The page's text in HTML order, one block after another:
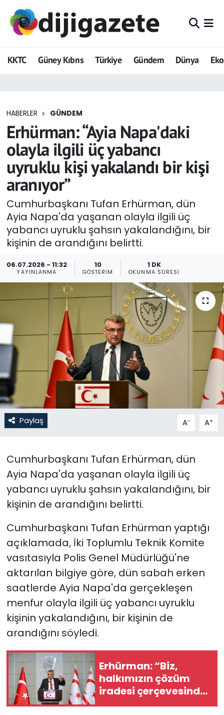
KKTC Güney Kıbrıs Türkiye Gündem Dünya
HABERLER GÜNDEM
Erhürman: “Ayia Napa'daki
olayla ilgili üç yabancı
uyruklu kişi yakalandı bir kişi
aranıyor”
Cumhurbaşkanı Tufan Erhürman, dün
Ayia Napa'da yaşanan olayla ilgili üç
yabancı uyruklu şahsın yakalandığını, bir
kişinin de arandığını belirtti.
06.07.2026 - 11:32
YAYINLANMA
10
GÖSTERIM
1 DK
OKUNMA SÜRESI
Paylaş A- A+
Cumhurbaşkanı Tufan Erhürman, dün
Ayia Napa'da yaşanan olayla ilgili üç
yabancı uyruklu şahsın yakalandığını, bir
kişinin de arandığını belirtti.
Cumhurbaşkanı Tufan Erhürman yaptığı
açıklamada, İki Toplumlu Teknik Komite
vasıtasıyla Polis Genel Müdürlüğü'ne
aktarılan bilgiye göre, dün sabah erken
saatlerde Ayia Napa'da gerçekleşen
menfur olayla ilgili üç yabancı uyruklu
kişinin yakalandığını, bir kişinin de
arandığını söyledi.
Erhürman: “Biz,
halkımızın çözüm
iradesi çerçevesinde
hazırız. Bunu açıkça
ADVERTORIAL
Dijigazete
Eğitim
Ekonomi
Foto Galeri
GEZİ
Güncel
Gündem
KKTC
KKTC YEREL SEÇİM 2018
Kültür Sanat
Magazin
Moda
Nöbetçi Eczaneler
Otomobil Dünyası
SAĞLIK
Spor
Teknoloji
TÜRKiYE
Video Galeri
YAŞAM
Yazarlar
Hava Durumu
Trafik Durumu
Tüm Manşetler
Son Dakika Haberleri
Haber Arşivi